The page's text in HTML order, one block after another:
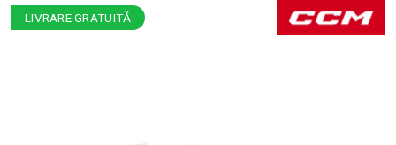
LIVRARE GRATUITĂ